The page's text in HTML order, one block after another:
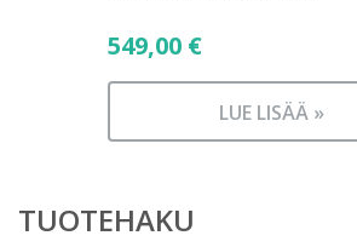
549,00 €
LUE LISÄÄ »
TUOTEHAKU